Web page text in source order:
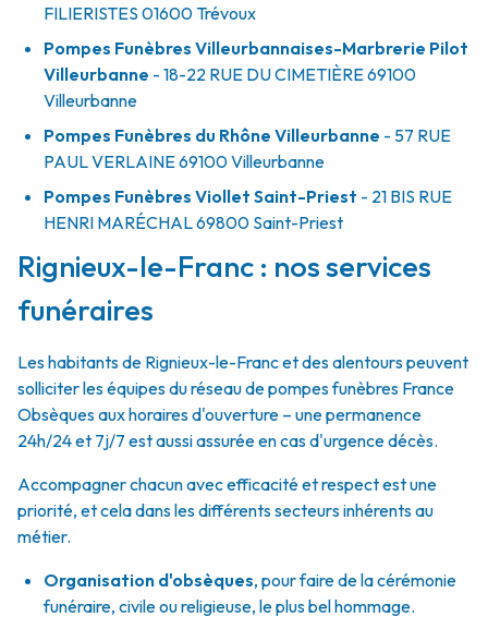
FILIERISTES 01600 Trévoux
Pompes Funèbres Villeurbannaises-Marbrerie Pilot
Villeurbanne - 18-22 RUE DU CIMETIÈRE69100
Villeurbanne
Pompes Funèbres du Rhône Villeurbanne - 57 RUE
PAUL VERLAINE69100Villeurbanne
Pompes Funèbres Viollet Saint-Priest - 21 BIS RUE
HENRI MARÉCHAL69800 Saint-Priest
Rignieux-le-Franc : nos services
funéraires
Les habitants de Rignieux-le-Franc et des alentours peuvent
solliciter les équipes du réseau de pompes funèbres France
Obsèques aux horaires d'ouverture – une permanence
24h/24 et 7j/7 est aussi assurée en cas d'urgence décès.
Accompagner chacun avec efficacité et respect est une
priorité, et cela dans les différents secteurs inhérents au
métier.
Organisation d'obsèques, pour faire de la cérémonie
funéraire, civile ou religieuse, le plus bel hommage.